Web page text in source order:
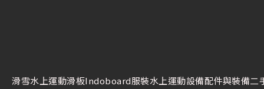
滑雪水上運動滑板Indoboard服裝水上運動設備配件與裝備二